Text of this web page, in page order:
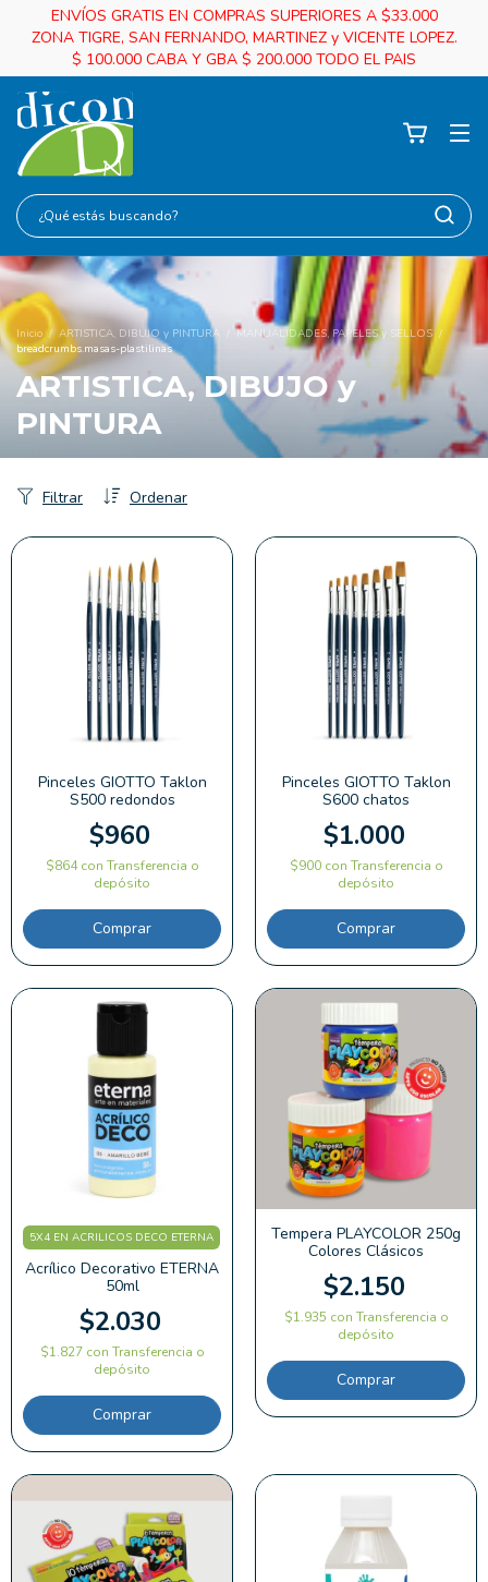
ENVÍOS GRATIS EN COMPRAS SUPERIORES A $33.000
ZONA TIGRE, SAN FERNANDO, MARTINEZ y VICENTE LOPEZ.
$ 100.000 CABA Y GBA $ 200.000 TODO EL PAIS
Inicio / ARTISTICA, DIBUJO y PINTURA MANUALIDADES, PAPELES y SELLOS /
breadcrumbs.masas-plastilinas
ARTISTICA, DIBUJO y
PINTURA
Ordenar
Filtrar
Pinceles GIOTTO Taklon
S500 redondos
$960
$864con Transferencia o
depósito
Comprar
Pinceles GIOTTO Taklon
S600 chatos
$1.000
$900 con Transferencia o
depósito
Comprar
5X4 EN ACRILICOS DECO ETERNA
Acrílico Decorativo ETERNA
50ml
$2.030
$1.827 con Transferencia o
depósito
Comprar
Tempera PLAYCOLOR 250g
Colores Clásicos
$2.150
$1.935 con Transferencia o
depósito
Comprar